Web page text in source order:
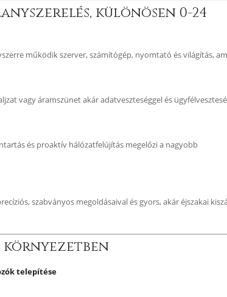
különösen 0-24
működik szerver, számítógép, nyomtató és világítás,
vagy áramszünet akár adatveszteséggel és
és proaktív hálózatfelújítás megelőzi a nagyobb
szabványos megoldásaival és gyors, akár éjszakai
telepítése